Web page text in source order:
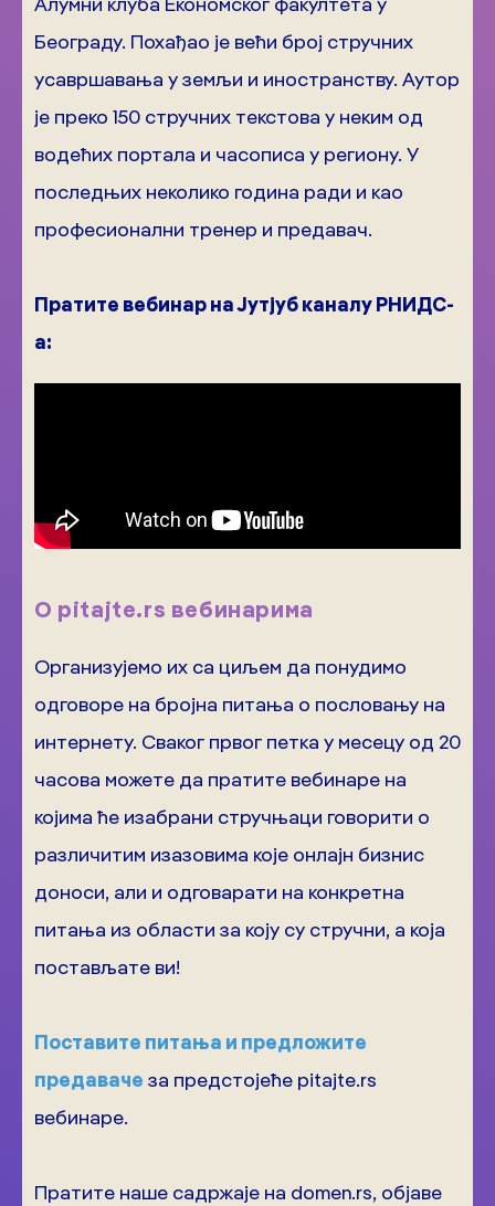
Београду. Похађао је већи број стручних
усавршавања у земљи и иностранству. Аутор
је преко 150 стручних текстова у неким од
водећих портала и часописа у региону. У
последњих неколико година ради и као
професионални тренер и предавач.
Пратите вебинар на Јутјуб каналу РНИДС-
а:
О pitajte.rs вебинарима
Организујемо их са циљем да понудимо
одговоре на бројна питања о пословању на
интернету. Сваког првог петка у месецу од 20
часова можете да пратите вебинаре на
којима ће изабрани стручњаци говорити о
различитим изазовима које онлајн бизнис
доноси, али и одговарати на конкретна
питања из области за коју су стручни, а која
постављате ви!
Поставите питања и предложите
предаваче за предстојеће pitajte.rs
вебинаре.
Пратите наше садржаје на domen.rs, објаве